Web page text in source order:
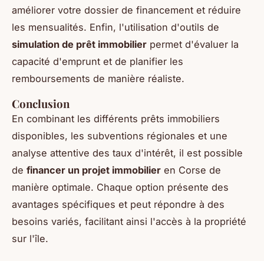
améliorer votre dossier de financement et réduire
les mensualités. Enfin, l'utilisation d'outils de
simulation de prêt immobilier permet d'évaluer la
capacité d'emprunt et de planifier les
remboursements de manière réaliste.
Conclusion
En combinant les différents prêts immobiliers
disponibles, les subventions régionales et une
analyse attentive des taux d'intérêt, il est possible
de financer un projet immobilier en Corse de
manière optimale. Chaque option présente des
avantages spécifiques et peut répondre à des
besoins variés, facilitant ainsi l'accès à la propriété
sur l'île.